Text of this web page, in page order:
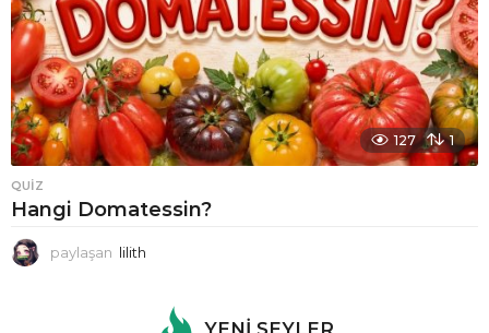
127 1
QUIZ
Hangi Domatessin?
paylaşan lilith